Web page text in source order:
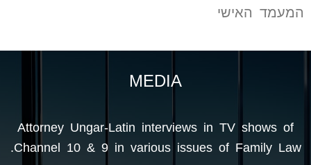
המעמד האישי
MEDIA
Attorney Ungar-Latin interviews in TV shows of
Channel 10 & 9 in various issues of Family Law.